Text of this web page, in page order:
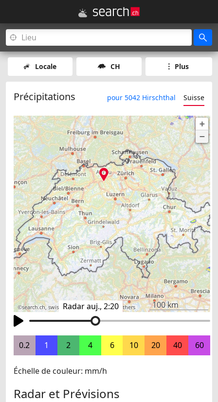
Locale CH Plus
Précipitations pour 5042 Hirschthal Suisse
Radar auj., 2:20
+
−
©search.ch,swisstopo,OpenStreetMap, others 100 km
0.2 1 2 4 6 10 20 40 60
Échelle de couleur: mm/h
Radar et Prévisions